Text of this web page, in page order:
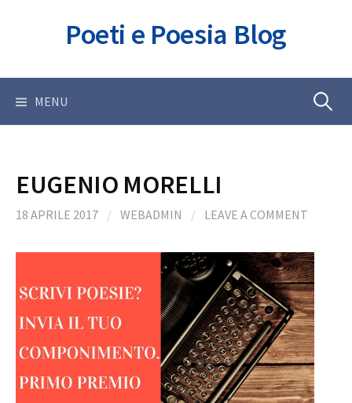
Poeti e Poesia Blog
MENU Ricerca
EUGENIO MORELLI
18 APRILE 2017 / WEBADMIN / LEAVE A COMMENT